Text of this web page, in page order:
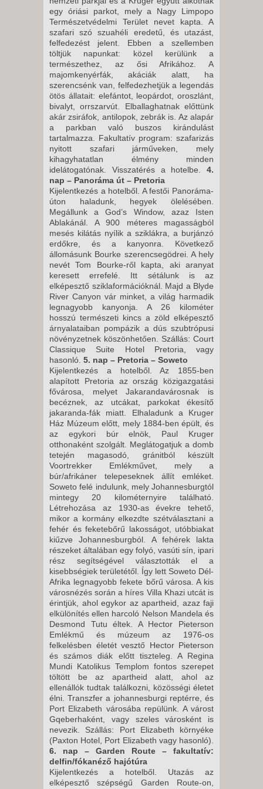
egy óriási parkot, mely a Nagy Limpopo
Természetvédelmi Terület nevet kapta. A
szafari szó szuahéli eredetű, és utazást,
felfedezést jelent. Ebben a szellemben
töltjük napunkat: közel kerülünk a
természethez, az ősi Afrikához. A
majomkenyérfák, akáciák alatt, ha
szerencsénk van, felfedezhetjük a legendás
ötös állatait: elefántot, leopárdot, oroszlánt,
bivalyt, orrszarvút. Elballaghatnak előttünk
akár zsiráfok, antilopok, zebrák is. Az alapár
a parkban való buszos kirándulást
tartalmazza. Fakultatív program: szafarizás
nyitott szafari járműveken, mely
kihagyhatatlan élmény minden
idelátogatónak. Visszatérés a hotelbe. 4.
nap – Panoráma út – Pretoria
Kijelentkezés a hotelből. A festői Panoráma-
úton haladunk, hegyek ölelésében.
Megállunk a God’s Window, azaz Isten
Ablakánál. A 900 méteres magasságból
mesés kilátás nyílik a sziklákra, a burjánzó
erdőkre, és a kanyonra. Következő
állomásunk Bourke szerencsegödrei. A hely
nevét Tom Bourke-ről kapta, aki aranyat
keresett errefelé. Itt sétálunk is az
elképesztő sziklaformációknál. Majd a Blyde
River Canyon vár minket, a világ harmadik
legnagyobb kanyonja. A 26 kilométer
hosszú természeti kincs a zöld elképesztő
árnyalataiban pompázik a dús szubtrópusi
növényzetnek köszönhetően. Szállás: Court
Classique Suite Hotel Pretoria, vagy
hasonló. 5. nap – Pretoria – Soweto
Kijelentkezés a hotelből. Az 1855-ben
alapított Pretoria az ország közigazgatási
fővárosa, melyet Jakarandavárosnak is
becéznek, az utcákat, parkokat ékesítő
jakaranda-fák miatt. Elhaladunk a Kruger
Ház Múzeum előtt, mely 1884-ben épült, és
az egykori búr elnök, Paul Kruger
otthonaként szolgált. Meglátogatjuk a domb
tetején magasodó, gránitból készült
Voortrekker Emlékművet, mely a
búr/afrikáner telepeseknek állít emléket.
Soweto felé indulunk, mely Johannesburgtól
mintegy 20 kilométernyire található.
Létrehozása az 1930-as évekre tehető,
mikor a kormány elkezdte szétválasztani a
fehér és feketebőrű lakosságot, utóbbiakat
kiűzve Johannesburgból. A fehérek lakta
részeket általában egy folyó, vasúti sín, ipari
rész segítségével választották el a
kisebbségiek területétől. Így lett Soweto Dél-
Afrika legnagyobb fekete bőrű városa. A kis
városnézés során a híres Villa Khazi utcát is
érintjük, ahol egykor az apartheid, azaz faji
elkülönítés ellen harcoló Nelson Mandela és
Desmond Tutu éltek. A Hector Pieterson
Emlékmű és múzeum az 1976-os
felkelésben életét vesztő Hector Pieterson
és számos diák előtt tiszteleg. A Regina
Mundi Katolikus Templom fontos szerepet
töltött be az apartheid alatt, ahol az
ellenállók tudtak találkozni, közösségi életet
élni. Transzfer a johannesburgi reptérre, és
Port Elizabeth városába repülünk. A várost
Gqeberhaként, vagy szeles városként is
nevezik. Szállás: Port Elizabeth környéke
(Paxton Hotel, Port Elizabeth vagy hasonló).
6. nap – Garden Route – fakultatív:
delfin/fókanéző hajótúra
Kijelentkezés a hotelből. Utazás az
elképesztő szépségű Garden Route-on,